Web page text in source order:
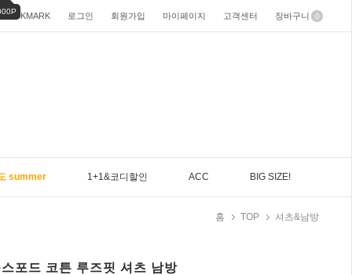
BOOKMARK 로그인 회원가입 마이페이지 고객센터 장바구니 0
summer 1+1&코디할인 ACC BIG SIZE!
홈 TOP 셔츠&남방
포드 코튼 루즈핏 셔츠 남방